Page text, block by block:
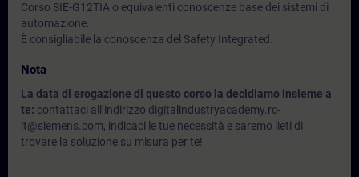
Corso SIE-G12TIA o equivalenti conoscenze base dei sistemi di
automazione.
È consigliabile la conoscenza del Safety Integrated.
Nota
La data di erogazione di questo corso la decidiamo insieme a
te: contattaci all’indirizzo digitalindustryacademy.rc-
it@siemens.com, indicaci le tue necessità e saremo lieti di
trovare la soluzione su misura per te!